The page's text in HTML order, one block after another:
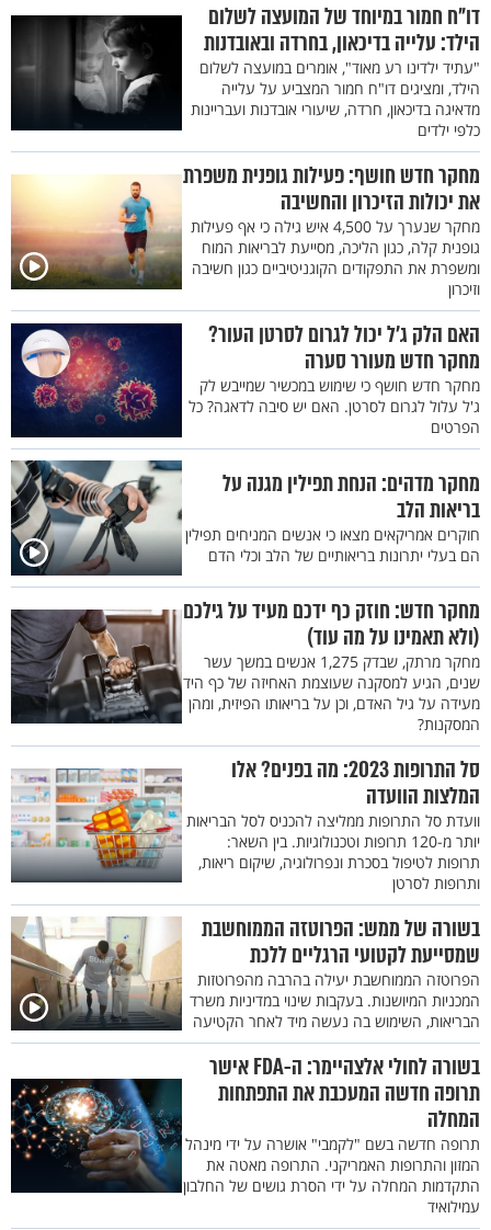
דו"ח חמור במיוחד של המועצה לשלום
הילד: עלייה בדיכאון, בחרדה ובאובדנות
"עתיד ילדינו רע מאוד", אומרים במועצה לשלום
הילד, ומציגים דו"ח חמור המצביע על עלייה
מדאיגה בדיכאון, חרדה, שיעורי אובדנות ועבריינות
כלפי ילדים
מחקר חדש חושף: פעילות גופנית משפרת
את יכולות הזיכרון והחשיבה
מחקר שנערך על 4,500 איש גילה כי אף פעילות
גופנית קלה, כגון הליכה, מסייעת לבריאות המוח
ומשפרת את התפקודים הקוגניטיביים כגון חשיבה
וזיכרון
האם הלק ג’ל יכול לגרום לסרטן העור?
מחקר חדש מעורר סערה
מחקר חדש חושף כי שימוש במכשיר שמייבש לק
ג'ל עלול לגרום לסרטן. האם יש סיבה לדאגה? כל
הפרטים
מחקר מדהים: הנחת תפילין מגנה על
בריאות הלב
חוקרים אמריקאים מצאו כי אנשים המניחים תפילין
הם בעלי יתרונות בריאותיים של הלב וכלי הדם
מחקר חדש: חוזק כף ידכם מעיד על גילכם
(ולא תאמינו על מה עוד)
מחקר מרתק, שבדק 1,275 אנשים במשך עשר
שנים, הגיע למסקנה שעוצמת האחיזה של כף היד
מעידה על גיל האדם, וכן על בריאותו הפיזית, ומהן
המסקנות?
סל התרופות 2023: מה בפנים? אלו
המלצות הוועדה
וועדת סל התרופות ממליצה להכניס לסל הבריאות
יותר מ-120 תרופות וטכנולוגיות. בין השאר:
תרופות לטיפול בסכרת ונפרולוגיה, שיקום ריאות,
ותרופות לסרטן
בשורה של ממש: הפרוטזה הממוחשבת
שמסייעת לקטועי הרגליים ללכת
הפרוטזה הממוחשבת יעילה בהרבה מהפרוטזות
המכניות המיושנות. בעקבות שינוי במדיניות משרד
הבריאות, השימוש בה נעשה מיד לאחר הקטיעה
בשורה לחולי אלצהיימר: ה-FDA אישר
תרופה חדשה המעכבת את התפתחות
המחלה
תרופה חדשה בשם "לקמבי" אושרה על ידי מינהל
המזון והתרופות האמריקני. התרופה מאטה את
התקדמות המחלה על ידי הסרת גושים של החלבון
עמילואיד